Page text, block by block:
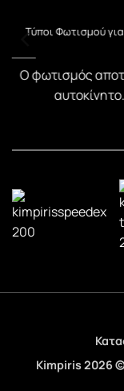
Τύποι Φωτισμού
Ο φωτισμός
Kimpiris 2026